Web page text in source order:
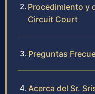
Procedimiento y
Circuit Court
Preguntas
Acerca del Sr.